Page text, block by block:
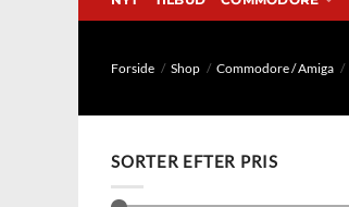
Forside / Shop / Commodore / Amiga /
SORTER EFTER PRIS